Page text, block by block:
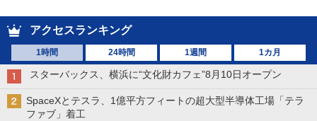
アクセスランキング
1時間 24時間 1週間 1カ月
スターバックス、横浜に“文化財カフェ”8月10日オープン
SpaceXとテスラ、1億平方フィートの超大型半導体工場「テラ
ファブ」着工